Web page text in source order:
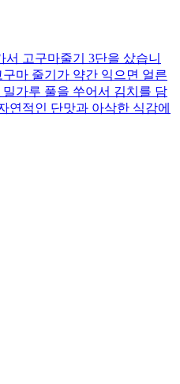
고구마줄기 3단을 샀습니
마 줄기가 약간 익으면 얼른
가루 풀을 쑤어서 김치를 담
연적인 단맛과 아삭한 식감에